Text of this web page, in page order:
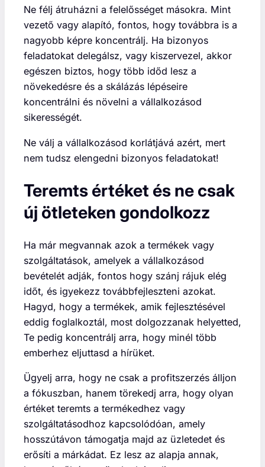
Ne félj átruházni a felelősséget másokra. Mint
vezető vagy alapító, fontos, hogy továbbra is a
nagyobb képre koncentrálj. Ha bizonyos
feladatokat delegálsz, vagy kiszervezel, akkor
egészen biztos, hogy több időd lesz a
növekedésre és a skálázás lépéseire
koncentrálni és növelni a vállalkozásod
sikerességét.
Ne válj a vállalkozásod korlátjává azért, mert
nem tudsz elengedni bizonyos feladatokat!
Teremts értéket és ne csak
új ötleteken gondolkozz
Ha már megvannak azok a termékek vagy
szolgáltatások, amelyek a vállalkozásod
bevételét adják, fontos hogy szánj rájuk elég
időt, és igyekezz továbbfejleszteni azokat.
Hagyd, hogy a termékek, amik fejlesztésével
eddig foglalkoztál, most dolgozzanak helyetted,
Te pedig koncentrálj arra, hogy minél több
emberhez eljuttasd a hírüket.
Ügyelj arra, hogy ne csak a profitszerzés álljon
a fókuszban, hanem törekedj arra, hogy olyan
értéket teremts a termékedhez vagy
szolgáltatásodhoz kapcsolódóan, amely
hosszútávon támogatja majd az üzletedet és
erősíti a márkádat. Ez lesz az alapja annak,